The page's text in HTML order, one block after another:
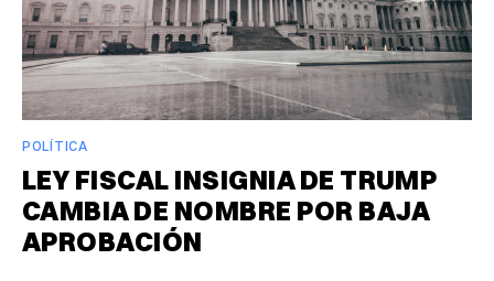
POLÍTICA
LEY FISCAL INSIGNIA DE TRUMP
CAMBIA DE NOMBRE POR BAJA
APROBACIÓN